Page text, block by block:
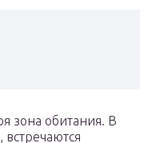
зона обитания. В